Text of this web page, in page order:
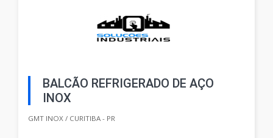
BALCÃO REFRIGERADO DE AÇO
INOX
GMT INOX / CURITIBA - PR